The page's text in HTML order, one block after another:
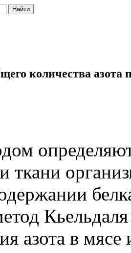
количества азота
ткани
азота в